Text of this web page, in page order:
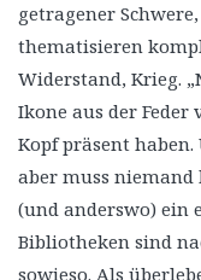
getragener
thematisieren
Widerstand, Krieg.
Ikone aus der
Kopf präsent
aber muss niemand
(und anderswo) ein
Bibliotheken sind
sowieso. Als